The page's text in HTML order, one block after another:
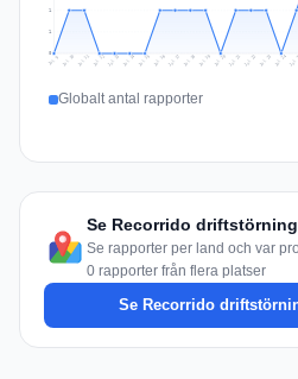
1
1
Jul 9 Jul 10 Jul 11 Jul 12 Jul 13 Jul 14 Jul 15 Jul 16 Jul 17 Jul 18 Jul 19 Jul 20 Jul 21 Jul 22 Jul 23 Jul 24 Jul
Globalt antal rapporter
Se Recorrido
Se rapporter per land och var
0 rapporter från flera platser
Se Recorrido